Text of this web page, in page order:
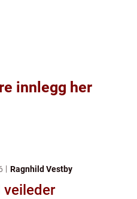
innlegg her
Ragnhild Vestby
veileder